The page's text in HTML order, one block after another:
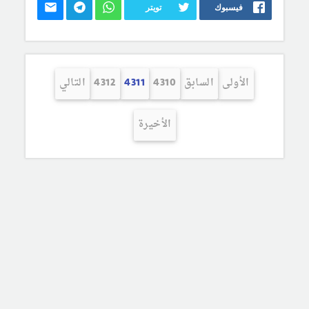
فيسبوك تويتر
الأولى السابق 4310
4311
4312 التالي
الأخيرة